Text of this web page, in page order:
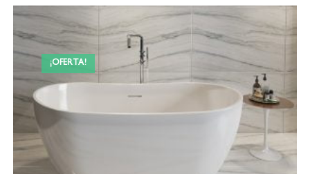
¡OFERTA!